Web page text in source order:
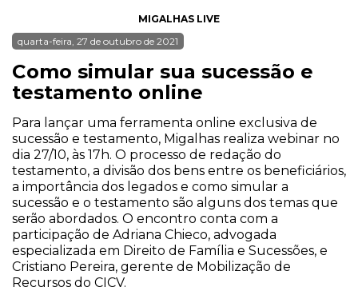
MIGALHAS LIVE
quarta-feira, 27 de outubro de 2021
Como simular sua sucessão e
testamento online
Para lançar uma ferramenta online exclusiva de
sucessão e testamento, Migalhas realiza webinar no
dia 27/10, às 17h. O processo de redação do
testamento, a divisão dos bens entre os beneficiários,
a importância dos legados e como simular a
sucessão e o testamento são alguns dos temas que
serão abordados. O encontro conta com a
participação de Adriana Chieco, advogada
especializada em Direito de Família e Sucessões, e
Cristiano Pereira, gerente de Mobilização de
Recursos do CICV.